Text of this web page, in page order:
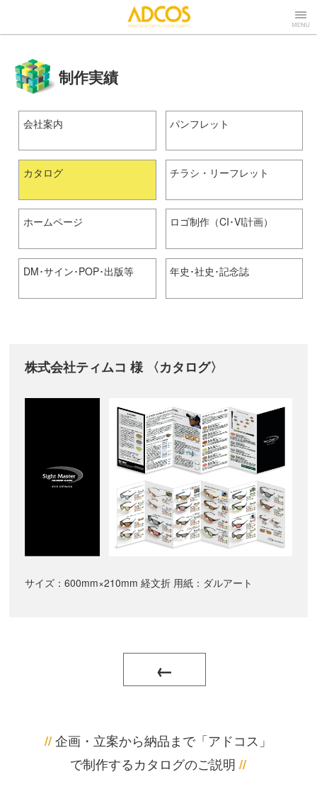
制作実績
会社案内 パンフレット
カタログ チラシ・リーフレット
ホームページ ロゴ制作（CI･VI計画）
DM･サイン･POP･出版等 年史･社史･記念誌
株式会社ティムコ 様 〈カタログ〉
サイズ：600mm×210mm 経文折 用紙：ダルアート
←
// 企画・立案から納品まで「アドコス」
で制作するカタログのご説明 //